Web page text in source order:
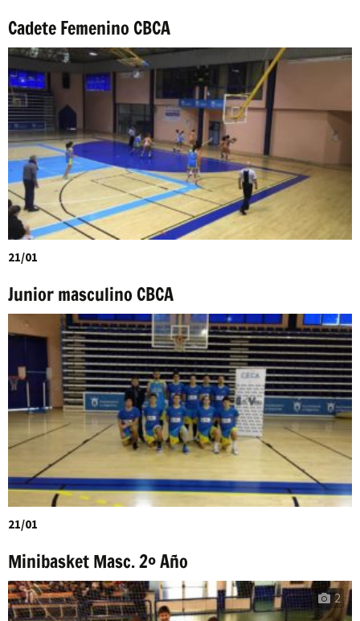
Cadete Femenino CBCA
21/01
Junior masculino CBCA
21/01
Minibasket Masc. 2º Año
2